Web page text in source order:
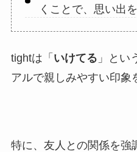
くことで、思い出
tightは「 いけてる 」とい
アルで親しみやすい印象
特に、友人との関係を強